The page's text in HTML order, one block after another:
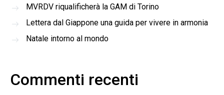
MVRDV riqualificherà la GAM di Torino
Lettera dal Giappone una guida per vivere in armonia
Natale intorno al mondo
Commenti recenti